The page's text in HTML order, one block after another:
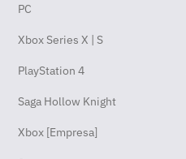
PC
Xbox Series X | S
PlayStation 4
Saga Hollow Knight
Xbox [Empresa]